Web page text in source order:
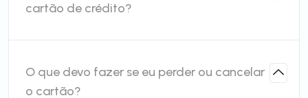
cartão de crédito?
O que devo fazer se eu perder ou cancelar
o cartão?